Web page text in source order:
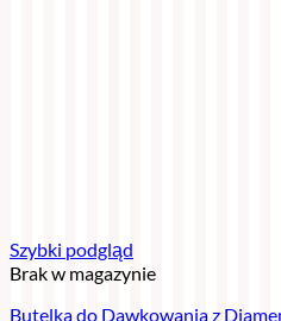
Szybki podgląd
Brak w magazynie
Butelka do Dawkowania z